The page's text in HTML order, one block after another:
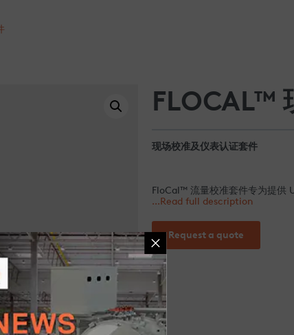
FLOCAL™
现场校准及仪表认证套件
FloCal™ 流量校准套件专为提供
包括一台精密便携式电池供电差
...Read full description
Request a quote